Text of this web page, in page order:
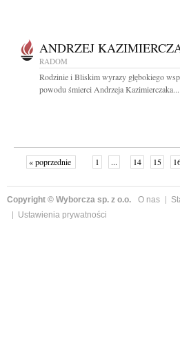
ANDRZEJ
RADOM
Rodzinie i Bliskim wyrazy głębokiego
powodu śmierci Andrzeja Kazimierczaka...
« poprzednie 1 ... 14 15
Copyright © Wyborcza sp. z o.o. O nas
Ustawienia prywatności